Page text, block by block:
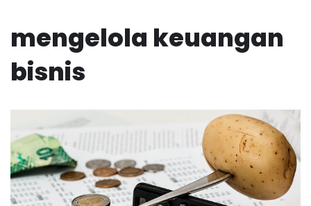
mengelola keuangan
bisnis